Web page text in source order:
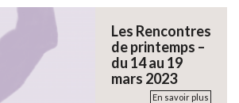
Les Rencontres
de printemps –
du 14 au 19
mars 2023
En savoir plus